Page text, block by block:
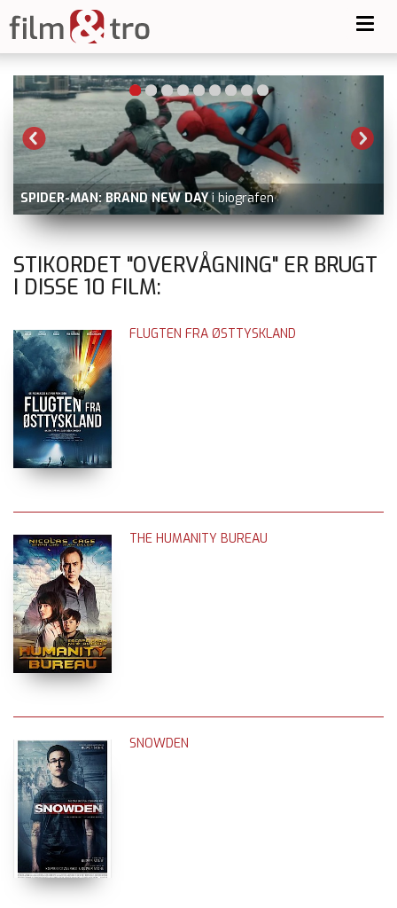
SPIDER-MAN: BRAND NEW DAY i biografen
STIKORDET "OVERVÅGNING" ER BRUGT
I DISSE 10 FILM:
FLUGTEN FRA ØSTTYSKLAND
THE HUMANITY BUREAU
SNOWDEN